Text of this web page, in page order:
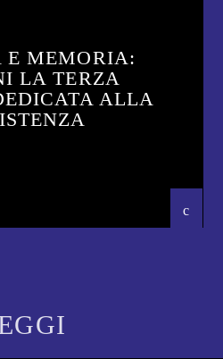
E MEMORIA:
LA TERZA
ALLA